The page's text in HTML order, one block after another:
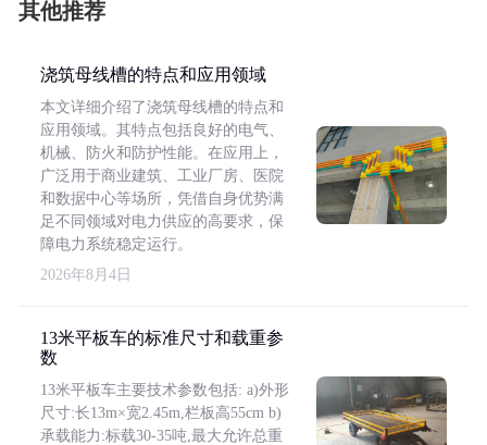
其他推荐
浇筑母线槽的特点和应用领域
本文详细介绍了浇筑母线槽的特点和
应用领域。其特点包括良好的电气、
机械、防火和防护性能。在应用上，
广泛用于商业建筑、工业厂房、医院
和数据中心等场所，凭借自身优势满
足不同领域对电力供应的高要求，保
障电力系统稳定运行。
2026年8月4日
13米平板车的标准尺寸和载重参
数
13米平板车主要技术参数包括: a)外形
尺寸:长13m×宽2.45m,栏板高55cm b)
承载能力:标载30-35吨,最大允许总重